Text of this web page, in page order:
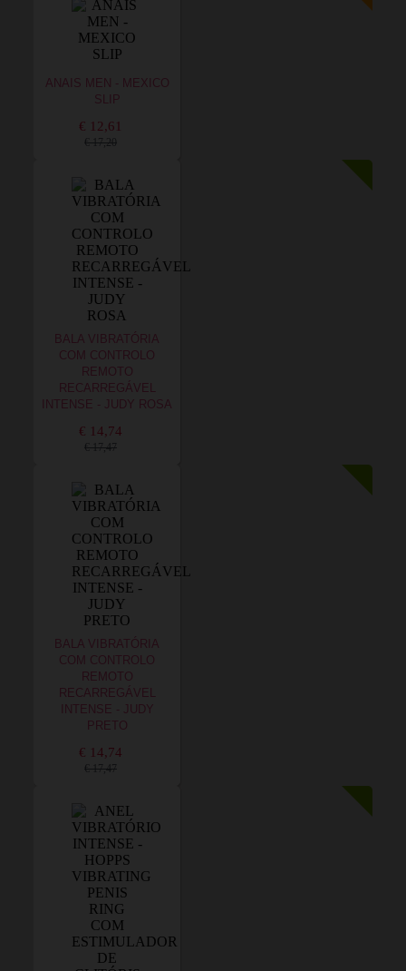
ANAIS MEN - MEXICO
SLIP
€ 12,61
€ 17,20
BALA VIBRATÓRIA
COM CONTROLO
REMOTO
RECARREGÁVEL
INTENSE - JUDY ROSA
€ 14,74
€ 17,47
BALA VIBRATÓRIA
COM CONTROLO
REMOTO
RECARREGÁVEL
INTENSE - JUDY
PRETO
€ 14,74
€ 17,47